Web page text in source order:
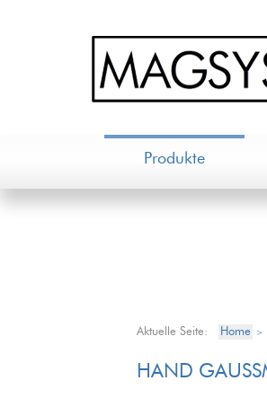
Produkte
Aktuelle Seite: Home >
HAND